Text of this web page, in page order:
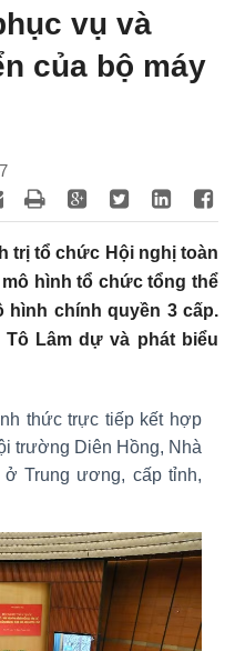
vụ và
của bộ máy
trị tổ chức Hội nghị toàn
hình tổ chức tổng thể
hình chính quyền 3 cấp.
Lâm dự và phát biểu
thức trực tiếp kết hợp
trường Diên Hồng, Nhà
Trung ương, cấp tỉnh,